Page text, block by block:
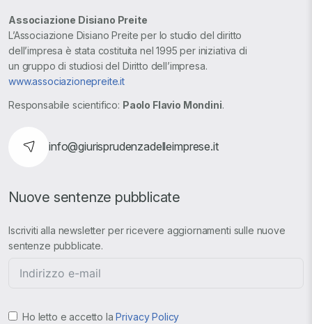
Associazione Disiano Preite
L’Associazione Disiano Preite per lo studio del diritto
dell’impresa è stata costituita nel 1995 per iniziativa di
un gruppo di studiosi del Diritto dell’impresa.
www.associazionepreite.it
Responsabile scientifico: Paolo Flavio Mondini.
info@giurisprudenzadelleimprese.it
Nuove sentenze pubblicate
Iscriviti alla newsletter per ricevere aggiornamenti sulle nuove
sentenze pubblicate.
Ho letto e accetto laPrivacy Policy